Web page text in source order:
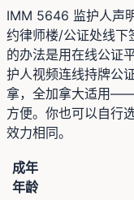
IMM 5646 监护人声
约律师楼/公证处线下
的办法是用在线公证
护人视频连线持牌公
拿，全加拿大适用
方便。你也可以自行
效力相同。
成年
年龄